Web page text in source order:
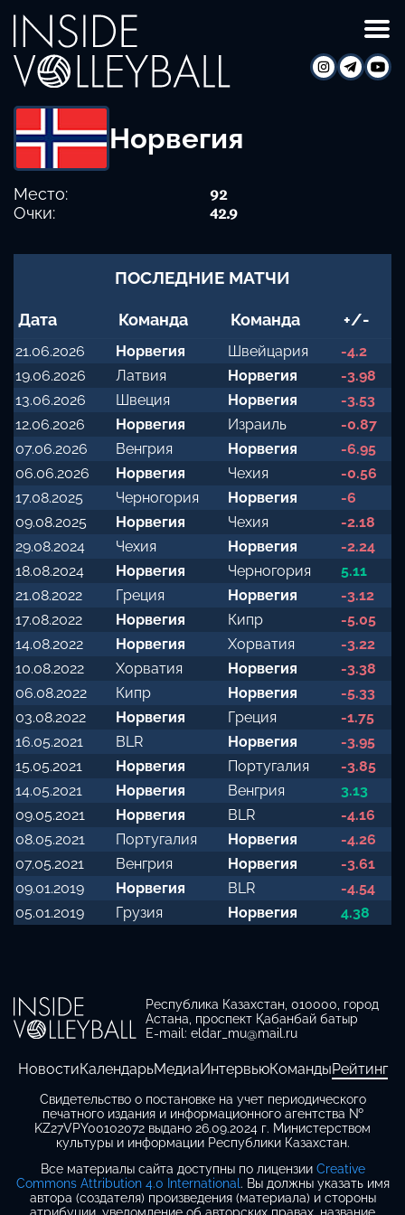
Норвегия
Место:
92
Очки:
42.9
ПОСЛЕДНИЕ МАТЧИ
Дата Команда Команда +/-
21.06.2026 Норвегия Швейцария
-4.2
19.06.2026
Латвия Норвегия
-3.98
13.06.2026
Швеция Норвегия
-3.53
12.06.2026
Норвегия Израиль
-0.87
07.06.2026
Венгрия Норвегия
-6.95
06.06.2026
Норвегия Чехия
-0.56
17.08.2025
Черногория Норвегия
-6
09.08.2025
Норвегия Чехия
-2.18
29.08.2024
Чехия Норвегия
-2.24
18.08.2024
Норвегия Черногория
5.11
21.08.2022
Греция Норвегия
-3.12
17.08.2022
Норвегия Кипр
-5.05
14.08.2022
Норвегия Хорватия
-3.22
10.08.2022
Хорватия Норвегия
-3.38
06.08.2022
Кипр Норвегия
-5.33
03.08.2022
Норвегия Греция
-1.75
16.05.2021
BLR Норвегия
-3.95
15.05.2021
Норвегия Португалия
-3.85
14.05.2021
Норвегия Венгрия
3.13
09.05.2021
Норвегия BLR
-4.16
08.05.2021
Португалия Норвегия
-4.26
07.05.2021
Венгрия Норвегия
-3.61
09.01.2019
Норвегия BLR
-4.54
05.01.2019
Грузия Норвегия 4.38
Республика Казахстан, 010000, город
Астана, проспект Қабанбай батыр
E-mail: eldar_mu@mail.ru
НовостиКалендарьМедиаИнтервьюКомандыРейтинг
Свидетельство о постановке на учет периодического
печатного издания и информационного агентства №
KZ27VPY00102072 выдано 26.09.2024 г. Министерством
культуры и информации Республики Казахстан.
Все материалы сайта доступны по лицензии Creative
Commons Attribution 4.0 International. Вы должны указать имя
автора (создателя) произведения (материала) и стороны